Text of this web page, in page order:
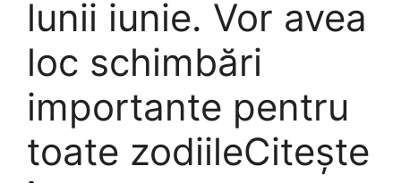
lunii iunie. Vor avea
loc schimbări
importante pentru
toate zodiileCiteşte